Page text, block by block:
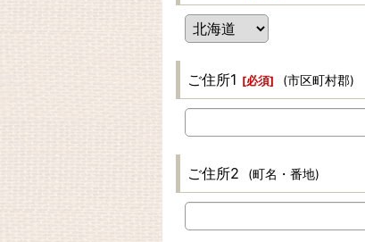
ご住所1 [必須] (市区町村郡)
ご住所2 (町名・番地)